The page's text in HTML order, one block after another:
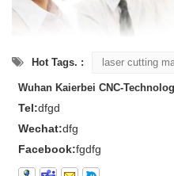
Hot Tags. : laser cutting
Wuhan Kaierbei CNC-
Tel:dfgd
Wechat:dfg
Facebook:fgdfg